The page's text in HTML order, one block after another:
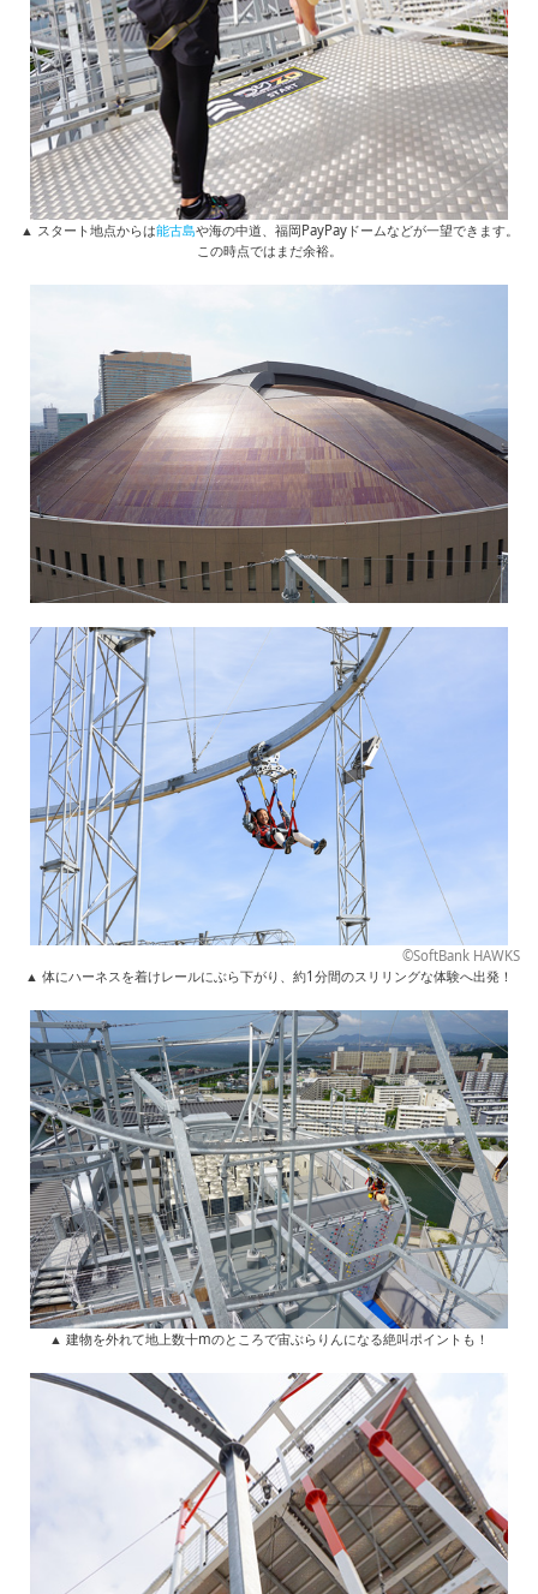
▲ スタート地点からは能古島や海の中道、福岡PayPayドームなどが一望できます。
この時点ではまだ余裕。
©SoftBank HAWKS
▲ 体にハーネスを着けレールにぶら下がり、約1分間のスリリングな体験へ出発！
▲ 建物を外れて地上数十mのところで宙ぶらりんになる絶叫ポイントも！